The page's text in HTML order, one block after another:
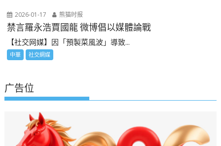
2026-01-17 熊猫时报
禁言羅永浩賈國龍 微博倡以媒體論戰
【社交网媒】因「預製菜風波」導致...
中華 社交網媒
广告位